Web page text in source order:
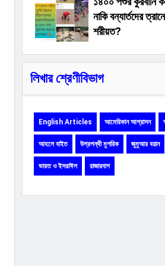
নাকি বন্যার্তদের
শরীয়ত?
লিখার শ্রেণীবিভাগ
English Articles আমেরিকান আগ্রাসন
আহলে বাইত উগ্রপন্থী মুশরিক জুমুআর বয়ান
ভারত ও ইসরাঈল রাজারবাগ